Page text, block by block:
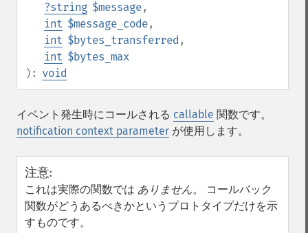
?string $message,
int $message_code,
int $bytes_transferred ,
int $bytes_max
): void
イベント発生時にコールされる callable 関数です。
notification context parameter が使用します。
注意:
これは実際の関数では ありません。 コールバック
関数がどうあるべきかというプロトタイプだけを示
すものです。